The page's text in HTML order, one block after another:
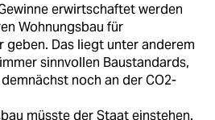
erwirtschaftet werden
Wohnungsbau für
geben. Das liegt unter anderem
sinnvollen Baustandards,
noch an der CO2-
müsste der Staat einstehen.